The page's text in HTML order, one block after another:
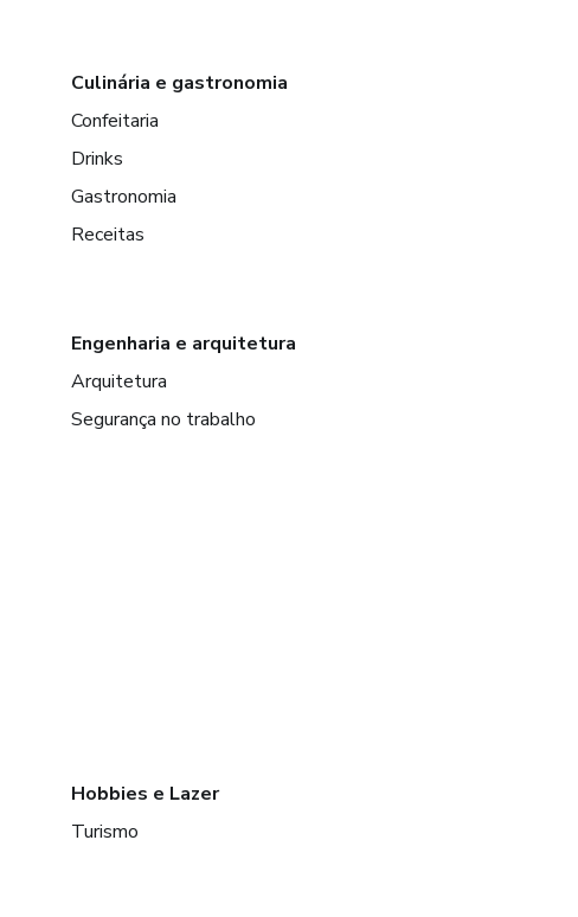
Culinária e gastronomia
Confeitaria
Drinks
Gastronomia
Receitas
Engenharia e arquitetura
Arquitetura
Segurança no trabalho
Hobbies e Lazer
Turismo